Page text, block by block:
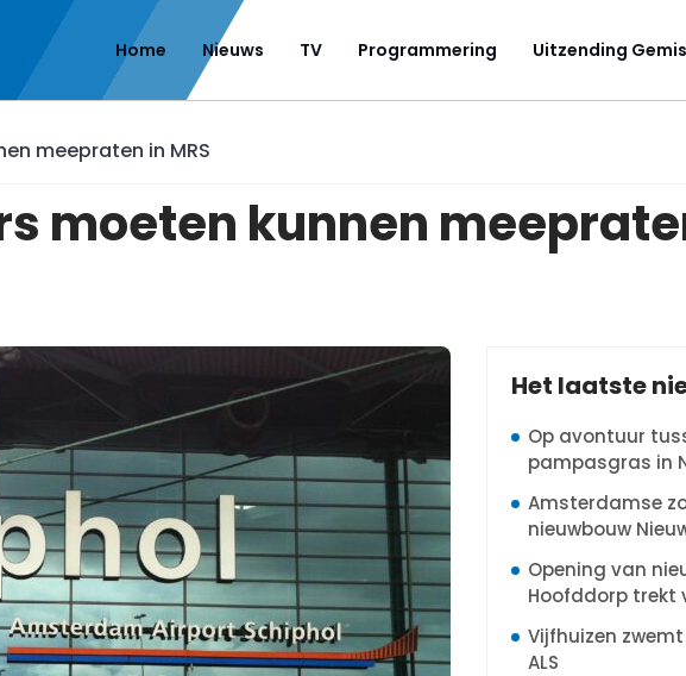
Home Nieuws TV Programmering Uitzending
meepraten in MRS
moeten kunnen
Het laatste
Op avontuur
pampasgras in
Amsterdamse
nieuwbouw
Opening van
Hoofddorp trekt
Vijfhuizen
ALS